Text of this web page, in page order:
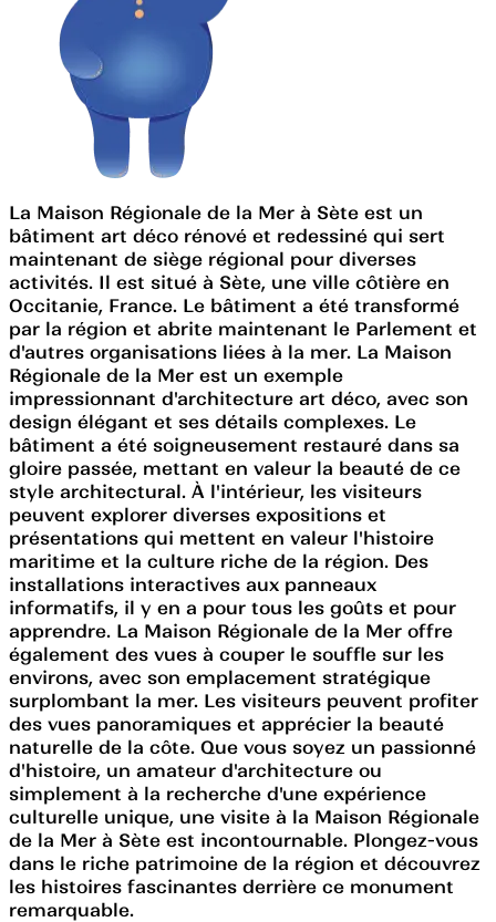
La Maison Régionale de la Mer à Sète est un
bâtiment art déco rénové et redessiné qui sert
maintenant de siège régional pour diverses
activités. Il est situé à Sète, une ville côtière en
Occitanie, France. Le bâtiment a été transformé
par la région et abrite maintenant le Parlement et
d'autres organisations liées à la mer. La Maison
Régionale de la Mer est un exemple
impressionnant d'architecture art déco, avec son
design élégant et ses détails complexes. Le
bâtiment a été soigneusement restauré dans sa
gloire passée, mettant en valeur la beauté de ce
style architectural. À l'intérieur, les visiteurs
peuvent explorer diverses expositions et
présentations qui mettent en valeur l'histoire
maritime et la culture riche de la région. Des
installations interactives aux panneaux
informatifs, il y en a pour tous les goûts et pour
apprendre. La Maison Régionale de la Mer offre
également des vues à couper le souffle sur les
environs, avec son emplacement stratégique
surplombant la mer. Les visiteurs peuvent profiter
des vues panoramiques et apprécier la beauté
naturelle de la côte. Que vous soyez un passionné
d'histoire, un amateur d'architecture ou
simplement à la recherche d'une expérience
culturelle unique, une visite à la Maison Régionale
de la Mer à Sète est incontournable. Plongez-vous
dans le riche patrimoine de la région et découvrez
les histoires fascinantes derrière ce monument
remarquable.